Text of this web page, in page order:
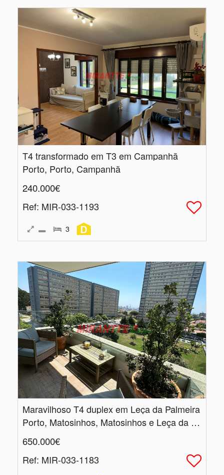
T4 transformado em T3 em Campanhã
Porto, Porto, Campanhã
240.000€
Ref: MIR-033-1193
3
Maravilhoso T4 duplex em Leça da Palmeira
Porto, Matosinhos, Matosinhos e Leça da Palmeira
650.000€
Ref: MIR-033-1183